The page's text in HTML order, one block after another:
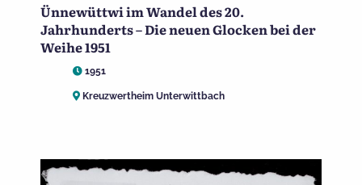
Ünnewüttwi im Wandel des 20.
Jahrhunderts – Die neuen Glocken bei der
Weihe 1951
1951
Kreuzwertheim Unterwittbach